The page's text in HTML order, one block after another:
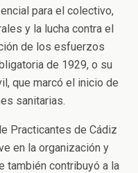
para el colectivo,
y la lucha contra el
de los esfuerzos
de 1929, o su
que marcó el inicio de
sanitarias.
Practicantes de Cádiz
en la organización y
también contribuyó a la